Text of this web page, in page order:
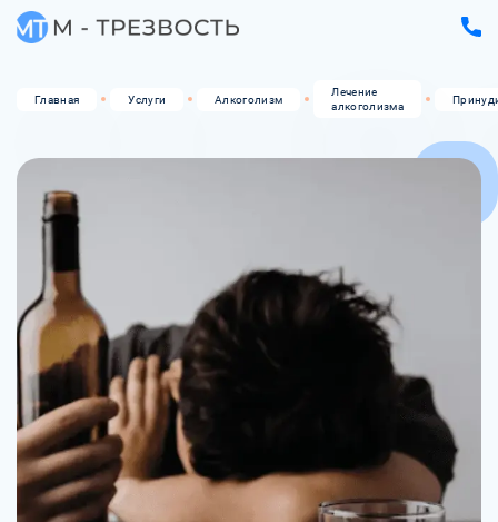
Главная Услуги Алкоголизм
Лечение
алкоголизма